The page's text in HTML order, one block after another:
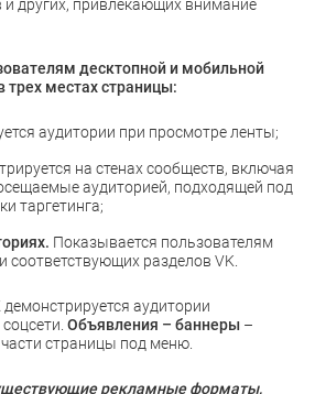
и других, привлекающих внимание
десктопной и мобильной
трех местах страницы:
аудитории при просмотре ленты;
на стенах сообществ, включая
аудиторией, подходящей под
таргетинга;
Показывается пользователям
соответствующих разделов VK.
аудитории
Объявления – баннеры –
страницы под меню.
рекламные форматы,